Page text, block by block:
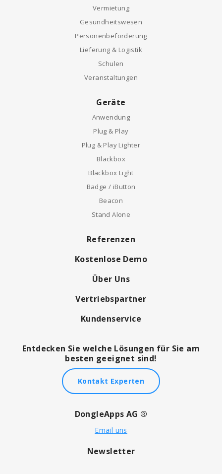
Vermietung
Gesundheitswesen
Personenbeförderung
Lieferung & Logistik
Schulen
Veranstaltungen
Geräte
Anwendung
Plug & Play
Plug & Play Lighter
Blackbox
Blackbox Light
Badge / iButton
Beacon
Stand Alone
Referenzen
Kostenlose Demo
Über Uns
Vertriebspartner
Kundenservice
Entdecken Sie welche Lösungen für Sie am
besten geeignet sind!
Kontakt Experten
DongleApps AG ®
Email uns
Newsletter